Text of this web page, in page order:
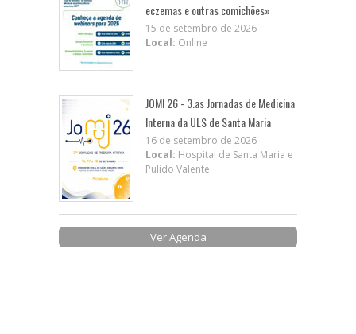
eczemas e outras comichões»
15 de setembro de 2026
Local: Online
JOMI 26 - 3.as Jornadas de Medicina
Interna da ULS de Santa Maria
16 de setembro de 2026
Local: Hospital de Santa Maria e
Pulido Valente
Ver Agenda